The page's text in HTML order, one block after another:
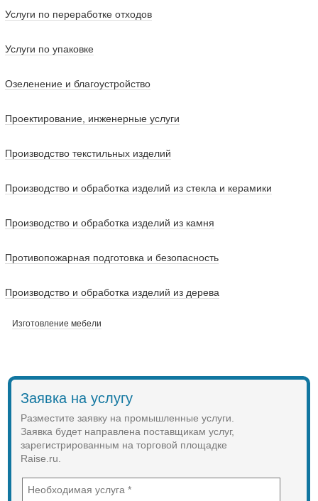
Услуги по переработке отходов
Услуги по упаковке
Озеленение и благоустройство
Проектирование, инженерные услуги
Производство текстильных изделий
Производство и обработка изделий из стекла и керамики
Производство и обработка изделий из камня
Противопожарная подготовка и безопасность
Производство и обработка изделий из дерева
Изготовление мебели
Заявка на услугу
Разместите заявку на промышленные услуги.
Заявка будет направлена поставщикам услуг,
зарегистрированным на торговой площадке
Raise.ru.